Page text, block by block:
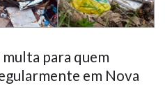
para quem
em Nova